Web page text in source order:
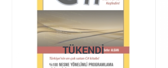
TÜKENDI